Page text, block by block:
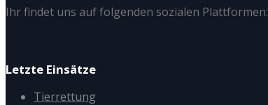
Ihr findet uns auf folgenden sozialen Plattformen:
Letzte Einsätze
Tierrettung